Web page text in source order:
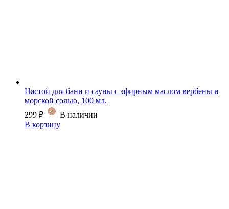
Настой для бани и сауны с эфирным маслом вербены и
морской солью, 100 мл.
299 ₽
В наличии
В корзину